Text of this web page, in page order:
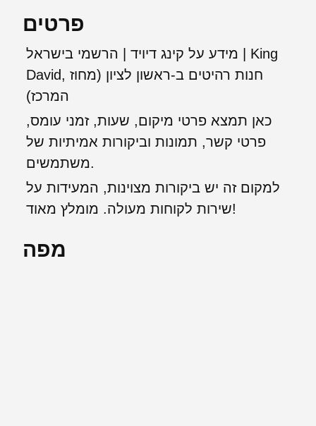
פרטים
מידע על קינג דיויד | הרשמי בישראל | King
David, חנות רהיטים ב-ראשון לציון (מחוז
המרכז)
כאן תמצא פרטי מיקום, שעות, זמני עומס,
פרטי קשר, תמונות וביקורות אמיתיות של
משתמשים.
למקום זה יש ביקורות מצוינות, המעידות על
שירות לקוחות מעולה. מומלץ מאוד!
מפה